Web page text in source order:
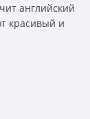
английский
красивый и